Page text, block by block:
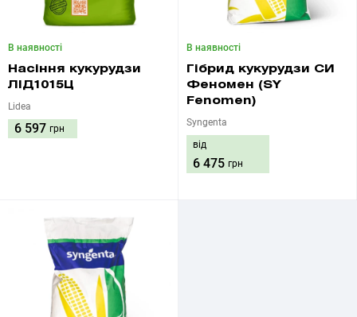
В наявності
Насіння кукурудзи
ЛІД1015Ц
Lidea
6 597 грн
В наявності
Гібрид кукурудзи СИ
Феномен (SY
Fenomen)
Syngenta
від
6 475 грн